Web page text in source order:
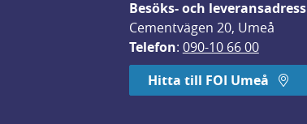
Besöks- och leveransadress
Cementvägen 20, Umeå
Telefon: 090-10 66 00
Hitta till FOI Umeå